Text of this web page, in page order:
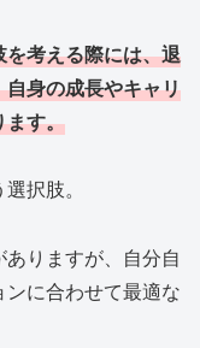
考える際には、退
身の成長やキャリ
ます。
択肢。
りますが、自分自
に合わせて最適な